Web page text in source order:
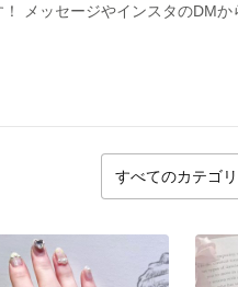
メッセージやインスタのDM